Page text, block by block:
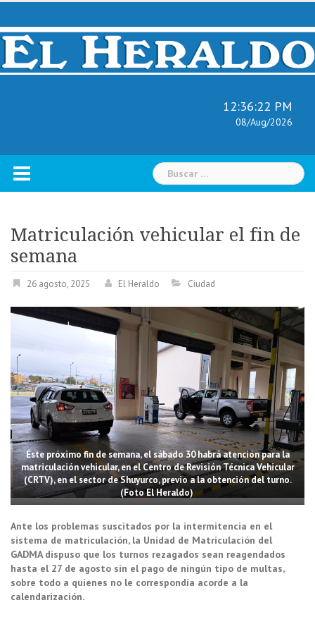
Skip
content
12:36:23 PM
08/Aug/2026
Buscar:
Matriculación vehicular el fin de
semana
26 agosto, 2025 El Heraldo Ciudad
Este próximo fin de semana, el sábado 30 habrá atención para la
matriculación vehicular, en el Centro de Revisión Técnica Vehicular
(CRTV), en el sector de Shuyurco, previo a la obtención del turno.
(Foto El Heraldo)
Ante los problemas suscitados por la intermitencia en el
sistema de matriculación, la Unidad de Matriculación del
GADMA dispuso que los turnos rezagados sean reagendados
hasta el 27 de agosto sin el pago de ningún tipo de multas,
sobre todo a quienes no le correspondía acorde a la
calendarización.